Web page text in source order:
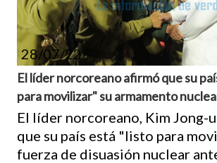
28/07/22
El líder norcoreano afirmó que su
para movilizar" su armamento
El líder norcoreano, Kim Jong-
que su país está "listo para
fuerza de disuasión nuclear